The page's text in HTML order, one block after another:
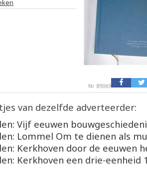
Nr 89069
van dezelfde adverteerder:
Vijf eeuwen
Lommel Om te dienen als
Kerkhoven door de eeuwen
Kerkhoven een drie-eenheid